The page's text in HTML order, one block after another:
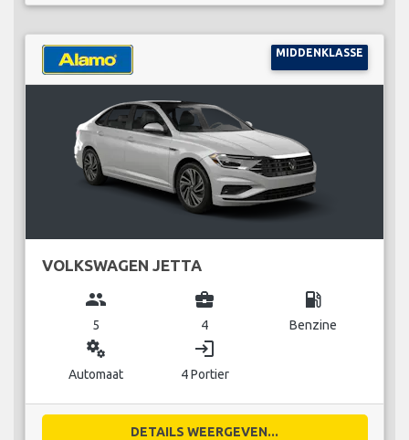
MIDDENKLASSE
VOLKSWAGEN JETTA
group
5
business_center
4
local_gas_station
Benzine
miscellaneous_services
Automaat
login
4 Portier
DETAILS WEERGEVEN...